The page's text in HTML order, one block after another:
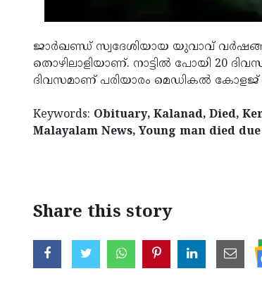
ജാര്‍ഖണ്ഡ് സ്വദേശിയായ യുവാവ്
തൊഴിലാളിയാണ്. നാട്ടില്‍ പോയി 20
ദിവസമാണ് പരിയാരം മെഡികല്‍ കോളജ്
Keywords: Obituary, Kalanad, Died,
Malayalam News, Young man died
Share this story